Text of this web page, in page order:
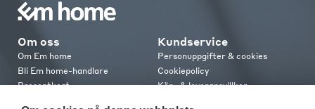
Om oss
Om Em home
Bli Em home-handlare
Presentkort
Kundservice
Personuppgifter & cookies
Cookiepolicy
Köp- & leveransvillkor